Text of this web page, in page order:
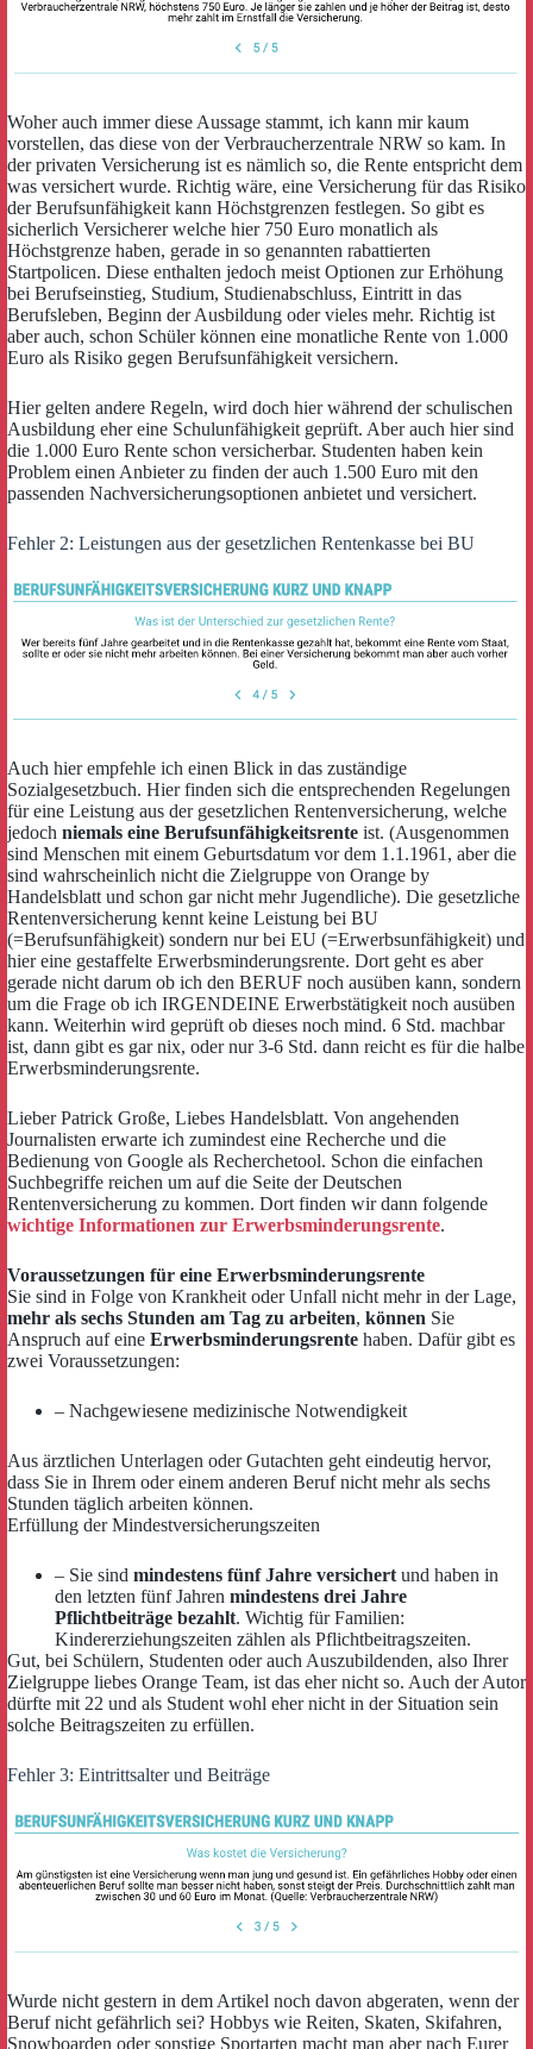
Woher auch immer diese Aussage stammt, ich kann mir kaum
vorstellen, das diese von der Verbraucherzentrale NRW so kam. In
der privaten Versicherung ist es nämlich so, die Rente entspricht dem
was versichert wurde. Richtig wäre, eine Versicherung für das Risiko
der Berufsunfähigkeit kann Höchstgrenzen festlegen. So gibt es
sicherlich Versicherer welche hier 750 Euro monatlich als
Höchstgrenze haben, gerade in so genannten rabattierten
Startpolicen. Diese enthalten jedoch meist Optionen zur Erhöhung
bei Berufseinstieg, Studium, Studienabschluss, Eintritt in das
Berufsleben, Beginn der Ausbildung oder vieles mehr. Richtig ist
aber auch, schon Schüler können eine monatliche Rente von 1.000
Euro als Risiko gegen Berufsunfähigkeit versichern.
Hier gelten andere Regeln, wird doch hier während der schulischen
Ausbildung eher eine Schulunfähigkeit geprüft. Aber auch hier sind
die 1.000 Euro Rente schon versicherbar. Studenten haben kein
Problem einen Anbieter zu finden der auch 1.500 Euro mit den
passenden Nachversicherungsoptionen anbietet und versichert.
Fehler 2: Leistungen aus der gesetzlichen Rentenkasse bei BU
Auch hier empfehle ich einen Blick in das zuständige
Sozialgesetzbuch. Hier finden sich die entsprechenden Regelungen
für eine Leistung aus der gesetzlichen Rentenversicherung, welche
jedoch niemals eine Berufsunfähigkeitsrente ist. (Ausgenommen
sind Menschen mit einem Geburtsdatum vor dem 1.1.1961, aber die
sind wahrscheinlich nicht die Zielgruppe von Orange by
Handelsblatt und schon gar nicht mehr Jugendliche). Die gesetzliche
Rentenversicherung kennt keine Leistung bei BU
(=Berufsunfähigkeit) sondern nur bei EU (=Erwerbsunfähigkeit) und
hier eine gestaffelte Erwerbsminderungsrente. Dort geht es aber
gerade nicht darum ob ich den BERUF noch ausüben kann, sondern
um die Frage ob ich IRGENDEINE Erwerbstätigkeit noch ausüben
kann. Weiterhin wird geprüft ob dieses noch mind. 6 Std. machbar
ist, dann gibt es gar nix, oder nur 3-6 Std. dann reicht es für die halbe
Erwerbsminderungsrente.
Lieber Patrick Große, Liebes Handelsblatt. Von angehenden
Journalisten erwarte ich zumindest eine Recherche und die
Bedienung von Google als Recherchetool. Schon die einfachen
Suchbegriffe reichen um auf die Seite der Deutschen
Rentenversicherung zu kommen. Dort finden wirdann folgende
wichtige Informationen zur Erwerbsminderungsrente.
Voraussetzungen für eine Erwerbsminderungsrente
Sie sind in Folge von Krankheit oder Unfall nicht mehr in der Lage,
mehr als sechs Stunden am Tag zu arbeiten, können Sie
Anspruch auf eine Erwerbsminderungsrente haben. Dafür gibt es
zwei Voraussetzungen:
– Nachgewiesene medizinische Notwendigkeit
Aus ärztlichen Unterlagen oder Gutachten geht eindeutig hervor,
dass Sie in Ihrem oder einem anderen Beruf nicht mehr als sechs
Stunden täglich arbeiten können.
Erfüllung der Mindestversicherungszeiten
– Sie sind mindestens fünf Jahre versichert und haben in
den letzten fünf Jahren mindestens drei Jahre
Pflichtbeiträge bezahlt. Wichtig für Familien:
Kindererziehungszeiten zählen als Pflichtbeitragszeiten.
Gut, bei Schülern, Studenten oder auch Auszubildenden, also Ihrer
Zielgruppe liebes Orange Team, ist das eher nicht so. Auch der Autor
dürfte mit 22 und als Student wohl eher nicht in der Situation sein
solche Beitragszeiten zu erfüllen.
Fehler 3: Eintrittsalter und Beiträge
Wurde nicht gestern in dem Artikel noch davon abgeraten, wenn der
Beruf nicht gefährlich sei? Hobbys wie Reiten, Skaten, Skifahren,
Snowboarden oder sonstige Sportarten macht man aber nach Eurer